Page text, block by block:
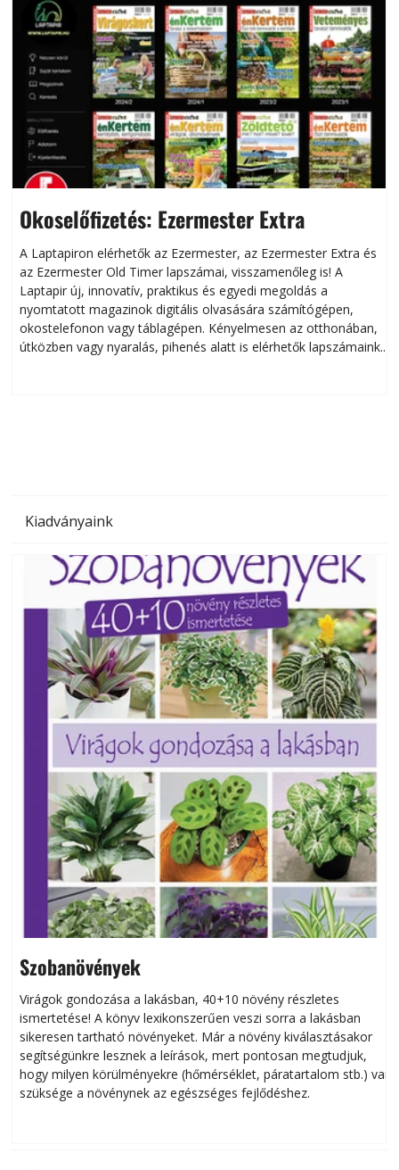
Okoselőfizetés: Ezermester Extra
A Laptapiron elérhetők az Ezermester, az Ezermester Extra és
az Ezermester Old Timer lapszámai, visszamenőleg is! A
Laptapir új, innovatív, praktikus és egyedi megoldás a
nyomtatott magazinok digitális olvasására számítógépen,
okostelefonon vagy táblagépen. Kényelmesen az otthonában,
útközben vagy nyaralás, pihenés alatt is elérhetők lapszámaink.
Kiadványaink
Szobanövények
Virágok gondozása a lakásban, 40+10 növény részletes
ismertetése! A könyv lexikonszerűen veszi sorra a lakásban
sikeresen tart­ha­tó növényeket. Már a növény kiválasztásakor
segítségünkre lesznek a leírások, mert pontosan megtudjuk,
hogy milyen körülményekre (hőmérséklet, páratartalom stb.) van
szüksége a növénynek az egészséges fejlődéshez.